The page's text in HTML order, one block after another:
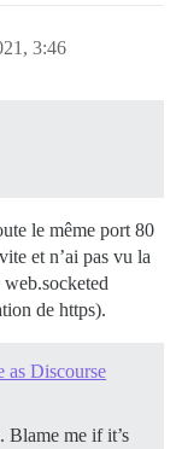
3:46
le même port 80
et n’ai pas vu la
de https).
as Discourse
Blame me if it’s